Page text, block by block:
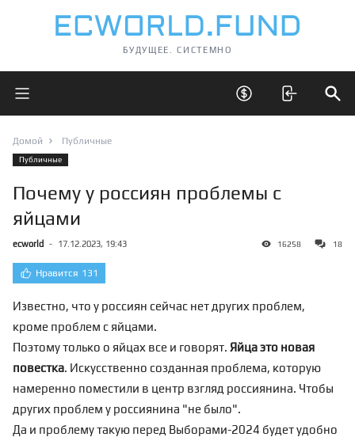
БУДУЩЕЕ. СИСТЕМНО
Открыть главное меню Открыть скрытые
Домой Публичные
Публичные
Почему у россиян проблемы с
яйцами
ecworld - 17.12.2023, 19:43 16258 18
Нравится 131
Известно, что у россиян сейчас нет других проблем,
кроме проблем с яйцами.
Поэтому только о яйцах все и говорят. Яйца это новая
повестка. Искусственно созданная проблема, которую
намеренно поместили в центр взгляд россиянина. Чтобы
других проблем у россиянина "не было".
Да и проблему такую перед Выборами-2024 будет удобно